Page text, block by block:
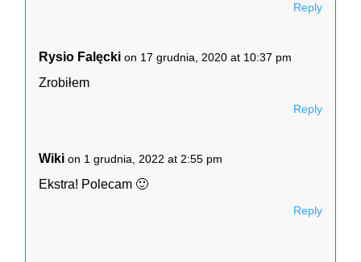
Reply
Rysio Falęcki on 17 grudnia, 2020 at 10:37 pm
Zrobiłem
Reply
Wiki on 1 grudnia, 2022 at 2:55 pm
Ekstra! Polecam 🙂
Reply